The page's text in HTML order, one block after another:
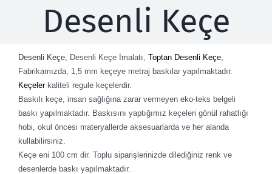
Desenli Keçe
Desenli Keçe, Desenli Keçe İmalatı, Toptan Desenli Keçe,
Fabrikamızda, 1,5 mm keçeye metraj baskılar yapılmaktadır.
Keçelerkaliteli regule keçelerdir.
Baskılı keçe, insan sağlığına zarar vermeyen eko-teks belgeli
baskı yapılmaktadır. Baskısını yaptığımız keçeleri gönül rahatlığı
hobi, okul öncesi materyallerde aksesuarlarda ve her alanda
kullabilirsiniz.
Keçe eni 100 cm dir. Toplu siparişlerinizde dilediğiniz renk ve
desenlerde baskı yapılmaktadır.